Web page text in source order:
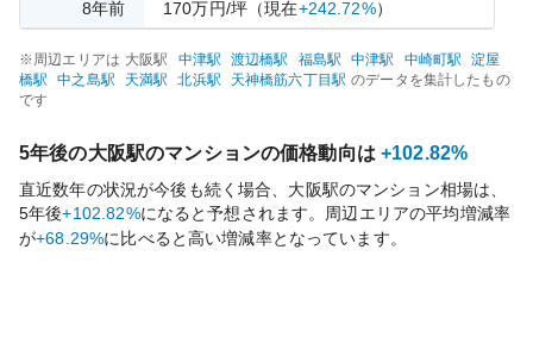
8年前 170万円/坪 （現在+242.72%）
※周辺エリアは 大阪駅 中津駅 渡辺橋駅 福島駅 中津駅 中崎町駅
淀屋
橋駅 中之島駅 天満駅 北浜駅 天神橋筋六丁目駅 のデータを集計したもの
です
5年後の大阪駅のマンションの価格動向は +102.82%
直近数年の状況が今後も続く場合、 大阪駅のマンション相場は、
5年後+102.82%になると予想されます。周辺エリアの平均増減率
が+68.29%に比べると高い増減率となっています。